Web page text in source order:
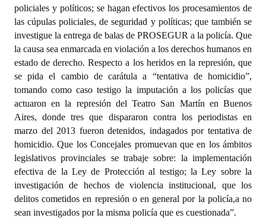
policiales y políticos; se hagan efectivos los procesamientos de
las cúpulas policiales, de seguridad y políticas; que también se
investigue la entrega de balas de PROSEGUR a la policía. Que
la causa sea enmarcada en violación a los derechos humanos en
estado de derecho. Respecto a los heridos en la represión, que
se pida el cambio de carátula a “tentativa de homicidio”,
tomando como caso testigo la imputación a los policías que
actuaron en la represión del Teatro San Martín en Buenos
Aires, donde tres que dispararon contra los periodistas en
marzo del 2013 fueron detenidos, indagados por tentativa de
homicidio. Que los Concejales promuevan que en los ámbitos
legislativos provinciales se trabaje sobre: la implementación
efectiva de la Ley de Protección al testigo; la Ley sobre la
investigación de hechos de violencia institucional, que los
delitos cometidos en represión o en general por la policía,a no
sean investigados por la misma policía que es cuestionada”.